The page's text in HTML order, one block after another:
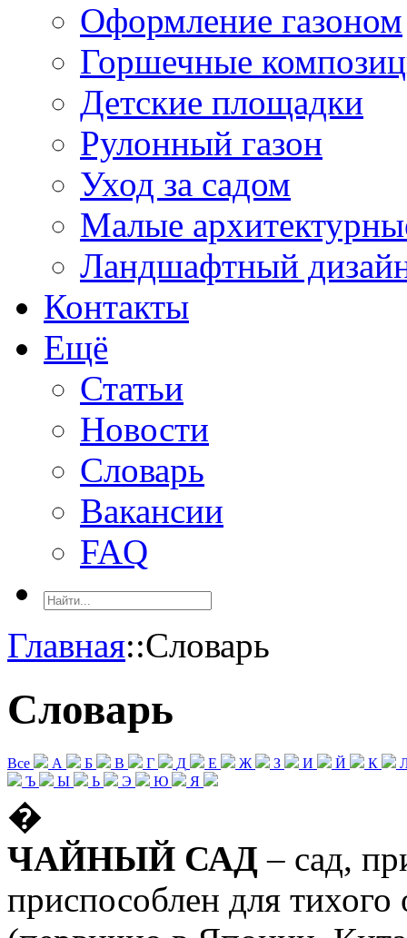
Оформление газоном
Горшечные
Детские площадки
Рулонный газон
Уход за садом
Малые
Ландшафтный
Контакты
Ещё
Статьи
Новости
Словарь
Вакансии
FAQ
Главная::Словарь
Словарь
Все А Б В Г Д Е Ж З И Й К
Ъ
Ы Ь Э Ю Я
�
ЧАЙНЫЙ САД – сад,
приспособлен для